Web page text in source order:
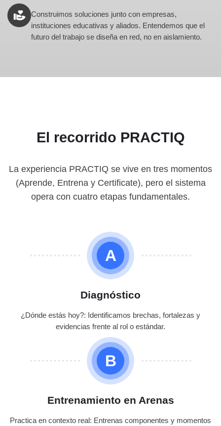
Construimos soluciones junto con empresas,
instituciones educativas y aliados. Entendemos que el
futuro del trabajo se diseña en red, no en aislamiento.
El recorrido PRACTIQ
La experiencia PRACTIQ se vive en tres momentos
(Aprende, Entrena y Certificate), pero el sistema
opera con cuatro etapas fundamentales.
A
Diagnóstico
¿Dónde estás hoy?: Identificamos brechas, fortalezas y
evidencias frente al rol o estándar.
B
Entrenamiento en Arenas
Practica en contexto real: Entrenas componentes y momentos